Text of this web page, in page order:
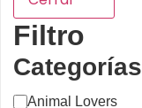
Filtro
Categorías
Animal Lovers